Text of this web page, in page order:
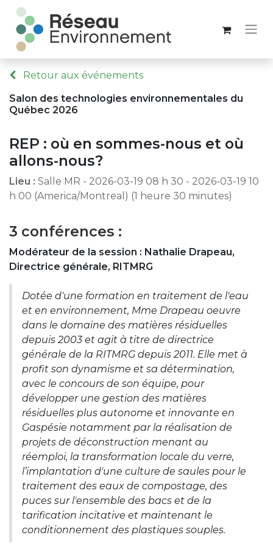
Retour aux événements
Salon des technologies environnementales du
Québec 2026
REP : où en sommes-nous et où
allons-nous?
Lieu : Salle MR - 2026-03-19 08 h 30 - 2026-03-19 10
h 00 (America/Montreal ) (1 heure 30 minutes)
3 conférences :
Modérateur de la session : Nathalie Drapeau,
Directrice générale, RITMRG
Dotée d'une formation en traitement de l'eau
et en environnement, Mme Drapeau oeuvre
dans le domaine des matières résiduelles
depuis 2003 et agit à titre de directrice
générale de la RITMRG depuis 2011. Elle met à
profit son dynamisme et sa détermination,
avec le concours de son équipe, pour
développer une gestion des matières
résiduelles plus autonome et innovante en
Gaspésie notamment par la réalisation de
projets de déconstruction menant au
réemploi, la transformation locale du verre,
l’implantation d'une culture de saules pour le
traitement des eaux de compostage, des
puces sur l'ensemble des bacs et de la
tarification incitative et maintenant le
conditionnement des plastiques souples.